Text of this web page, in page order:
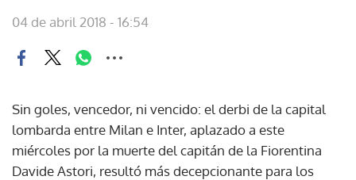
04 de abril 2018 - 16:54
Sin goles, vencedor, ni vencido: el derbi de la capital
lombarda entre Milan e Inter, aplazado a este
miércoles por la muerte del capitán de la Fiorentina
Davide Astori, resultó más decepcionante para los